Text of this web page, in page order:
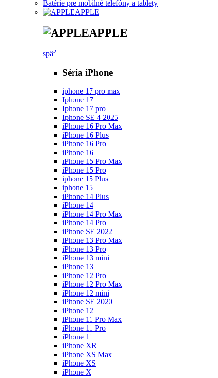
Batérie pre mobilné telefóny a tablety
APPLE
APPLE
späť
Séria iPhone
iphone 17 pro max
Iphone 17
Iphone 17 pro
Iphone SE 4 2025
iPhone 16 Pro Max
iPhone 16 Plus
iPhone 16 Pro
iPhone 16
iPhone 15 Pro Max
iPhone 15 Pro
iphone 15 Plus
iphone 15
iPhone 14 Plus
iPhone 14
iPhone 14 Pro Max
iPhone 14 Pro
iPhone SE 2022
iPhone 13 Pro Max
iPhone 13 Pro
iPhone 13 mini
iPhone 13
iPhone 12 Pro
iPhone 12 Pro Max
iPhone 12 mini
iPhone SE 2020
iPhone 12
iPhone 11 Pro Max
iPhone 11 Pro
iPhone 11
iPhone XR
iPhone XS Max
iPhone XS
iPhone X